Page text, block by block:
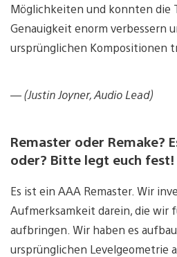
Möglichkeiten und konnten die
Genauigkeit enorm verbessern
ursprünglichen Kompositionen
— (Justin Joyner, Audio Lead)
Remaster oder Remake?
oder? Bitte legt euch fest!
Es ist ein AAA Remaster. Wir
Aufmerksamkeit darein, die wir
aufbringen. Wir haben es
ursprünglichen Levelgeometrie